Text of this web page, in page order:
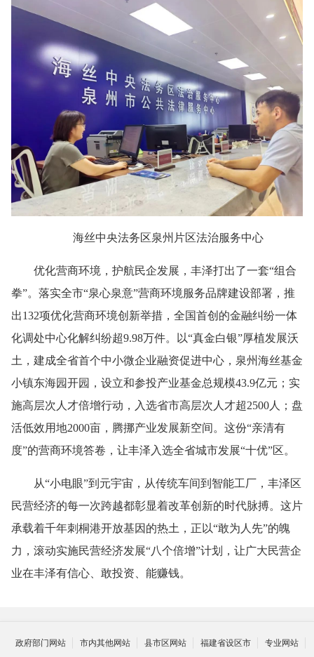
海丝中央法务区泉州片区法治服务中心
优化营商环境，护航民企发展，丰泽打出了一套“组合
拳”。落实全市“泉心泉意”营商环境服务品牌建设部署，推
出132项优化营商环境创新举措，全国首创的金融纠纷一体
化调处中心化解纠纷超9.98万件。以“真金白银”厚植发展沃
土，建成全省首个中小微企业融资促进中心，泉州海丝基金
小镇东海园开园，设立和参投产业基金总规模43.9亿元；实
施高层次人才倍增行动，入选省市高层次人才超2500人；盘
活低效用地2000亩，腾挪产业发展新空间。这份“亲清有
度”的营商环境答卷，让丰泽入选全省城市发展“十优”区。
从“小电眼”到元宇宙，从传统车间到智能工厂，丰泽区
民营经济的每一次跨越都彰显着改革创新的时代脉搏。这片
承载着千年刺桐港开放基因的热土，正以“敢为人先”的魄
力，滚动实施民营经济发展“八个倍增”计划，让广大民营企
业在丰泽有信心、敢投资、能赚钱。
政府部门网站 市内其他网站 县市区网站 福建省设区市 专业网站